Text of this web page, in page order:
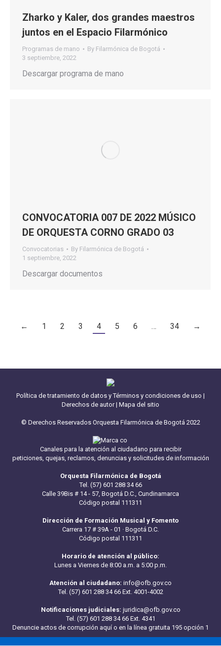
Zharko y Kaler, dos grandes maestros
juntos en el Espacio Filarmónico
Programas de mano By Filarmónica de Bogotá
3 septiembre, 2022
Descargar programa de mano
CONVOCATORIA 007 DE 2022 MÚSICO
DE ORQUESTA CORNO GRADO 03
Convocatorias By Filarmónica de Bogotá
1 septiembre, 2022
Descargar documentos
← 1 2 3 4 5 6 … 34 →
Política de tratamiento de datos y Términos y condiciones de uso |
Derechos de autor| Mapa del sitio
© Derechos Reservados Orquesta Filarmónica de Bogotá 2022
Canales para la atención al ciudadano para recibir
peticiones, quejas, reclamos, denuncias y solicitudes de información
Orquesta Filarmónica de Bogotá
Tel. (57) 601 288 34 66
Calle 39Bis # 14 - 57, Bogotá D.C., Cundinamarca
Código postal 111311
Dirección de Formación Musical y Fomento
Carrera 17 # 39A - 01 · Bogotá D.C.
Código postal 111311
Horario de atención al público:
Lunes a Viernes de 8:00 a.m. a 5:00 p.m.
Atención al ciudadano: info@ofb.gov.co
Tel. (57) 601 288 34 66 Ext. 4001-4002
Notificaciones judiciales: juridica@ofb.gov.co
Tel. (57) 601 288 34 66 Ext. 4341
Denuncie actos de corrupción aquí o en la línea gratuita 195 opción 1